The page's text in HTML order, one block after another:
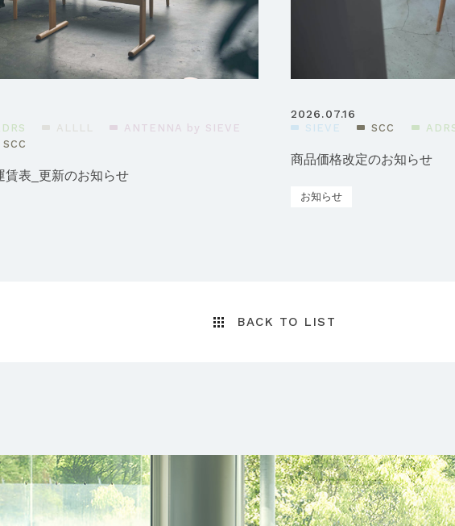
ALLLL
ANTENNA by SIEVE
SCC
賃表_更新のお知らせ
2026.07.16
SIEVE SCC
商品価格改定のお知らせ
お知らせ
BACK TO LIST